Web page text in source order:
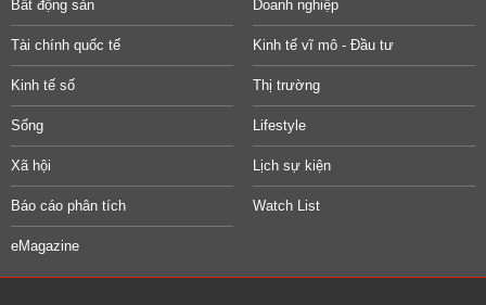
Bất động sản Doanh nghiệp
Tài chính quốc tế Kinh tế vĩ mô - Đầu tư
Kinh tế số Thị trường
Sống Lifestyle
Xã hội Lịch sự kiện
Báo cáo phân tích Watch List
eMagazine